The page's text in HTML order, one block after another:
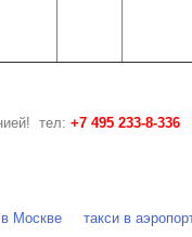
тел: +7 495 233-8-336
в Москве такси в